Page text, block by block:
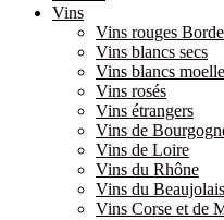
Vins
Vins rouges
Vins blancs secs
Vins blancs
Vins rosés
Vins étrangers
Vins de
Vins de Loire
Vins du Rhône
Vins du Beaujolais
Vins Corse et de